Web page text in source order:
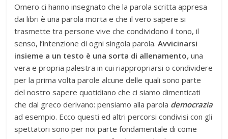
Omero ci hanno insegnato che la parola scritta appresa
dai libri è una parola morta e che il vero sapere si
trasmette tra persone vive che condividono il tono, il
senso, l’intenzione di ogni singola parola.Avvicinarsi
insieme a un testo è una sorta di allenamento,una
vera e propria palestra in cui riappropriarsi o condividere
per la prima volta parole alcune delle quali sono parte
del nostro sapere quotidiano che ci siamo dimenticati
che dal greco derivano: pensiamo alla parola democrazia
ad esempio. Ecco questi ed altri percorsi condivisi con gli
spettatori sono per noi parte fondamentale di come